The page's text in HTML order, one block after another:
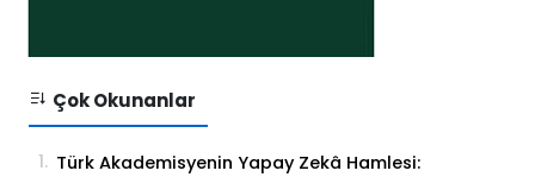
Çok Okunanlar
1. Türk Akademisyenin Yapay Zekâ Hamlesi: